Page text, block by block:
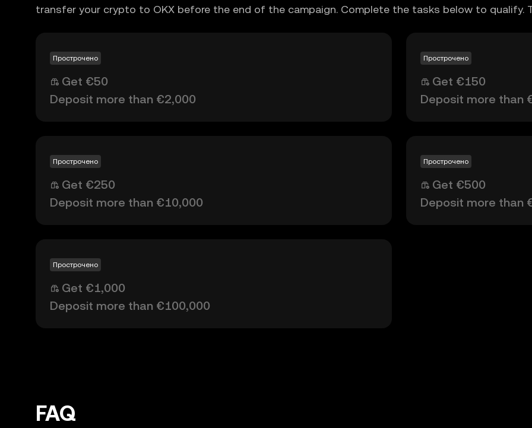
transfer your crypto to OKX before the end of the campaign. Complete the tasks below to qualify.
Прострочено
Get €50
Deposit more than €2,000
Прострочено
Get €150
Deposit more than
Прострочено
Get €250
Deposit more than €10,000
Прострочено
Get €500
Deposit more than
Прострочено
Get €1,000
Deposit more than €100,000
FAQ